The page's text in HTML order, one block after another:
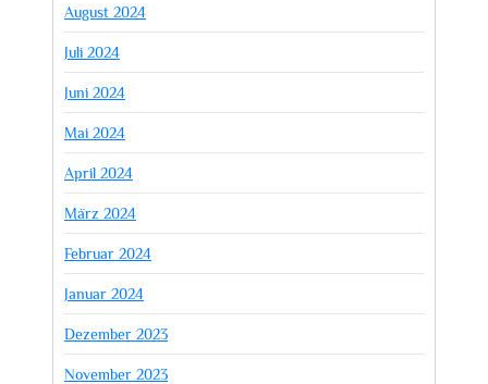
August 2024
Juli 2024
Juni 2024
Mai 2024
April 2024
März 2024
Februar 2024
Januar 2024
Dezember 2023
November 2023